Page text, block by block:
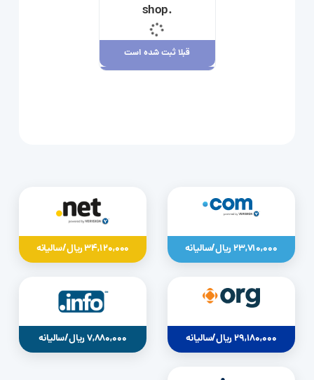
.shop
قبلا ثبت شده است
23,710,000 ریال/سالیانه 34,120,000 ریال/سالیانه
29,180,000 ریال/سالیانه 7,880,000 ریال/سالیانه